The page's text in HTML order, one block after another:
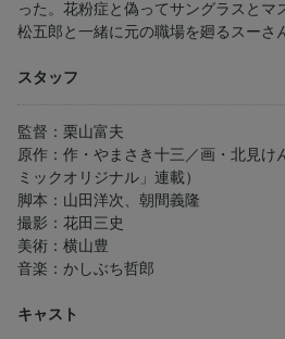
った。花粉症と偽ってサングラスとマ
松五郎と一緒に元の職場を廻るスーさ
スタッフ
監督：栗山富夫
原作：作・やまさき十三／画・北見け
ミックオリジナル」連載）
脚本：山田洋次、朝間義隆
撮影：花田三史
美術：横山豊
音楽：かしぶち哲郎
キャスト